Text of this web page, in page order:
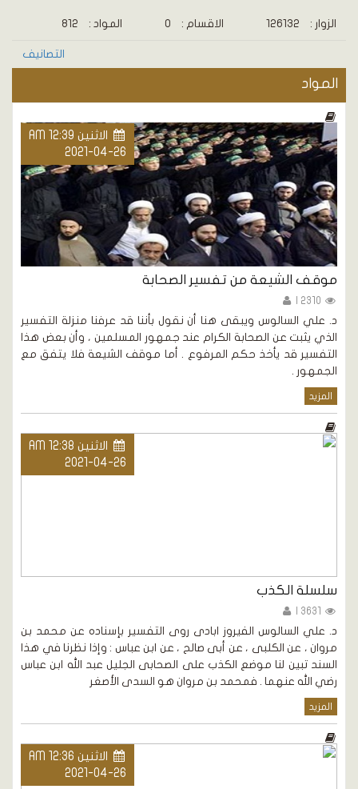
الزوار : 126132 الاقسام : 0 المواد : 812
التصانيف
المواد
الاثنين AM 12:39
2021-04-26
موقف الشيعة من تفسير الصحابة
د. علي السالوس ويبقى هنا أن نقول بأننا قد عرفنا منزلة التفسير
الذي يثبت عن الصحابة الكرام عند جمهور المسلمين ، وأن بعض هذا
التفسير قد يأخذ حكم المرفوع . أما موقف الشيعة فلا يتفق مع
الجمهور .
المزيد
الاثنين AM 12:38
2021-04-26
سلسلة الكذب
د. علي السالوس الفيروز ابادى روى التفسير بإسناده عن محمد بن
مروان ، عن الكلبى ، عن أبى صالح ، عن ابن عباس : وإذا نظرنا في هذا
السند تبين لنا موضع الكذب على الصحابى الجليل عبد الله ابن عباس
رضي الله عنهما . فمحمد بن مروان هو السدى الأصغر
المزيد
الاثنين AM 12:36
2021-04-26